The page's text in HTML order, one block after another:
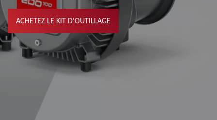
ACHETEZ LE KIT D'OUTILLAGE